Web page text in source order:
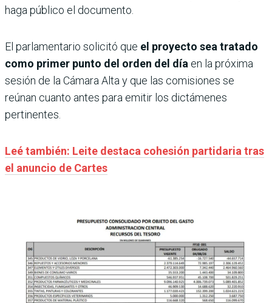
haga público el documento.
El parlamentario solicitó que el proyecto sea tratado
como primer punto del orden del día en la próxima
sesión de la Cámara Alta y que las comisiones se
reúnan cuanto antes para emitir los dictámenes
pertinentes.
Leé también: Leite destaca cohesión partidaria tras
el anuncio de Cartes